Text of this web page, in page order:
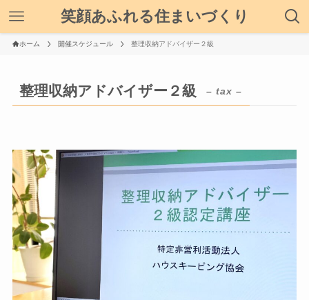
笑顔あふれる住まいづくり
ホーム 開催スケジュール 整理収納アドバイザー２級
整理収納アドバイザー２級 – tax –